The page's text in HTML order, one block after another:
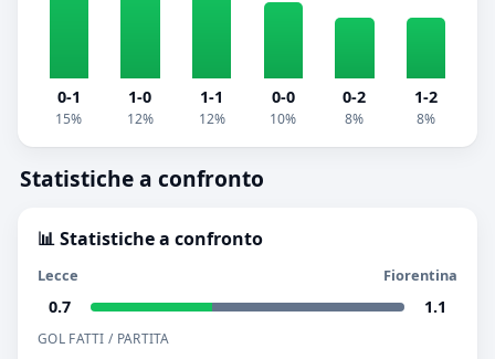
0-1
15%
1-0
12%
1-1
12%
0-0
10%
0-2
8%
1-2
8%
Statistiche a confronto
📊 Statistiche a confronto
Lecce Fiorentina
0.7 1.1
GOL FATTI / PARTITA